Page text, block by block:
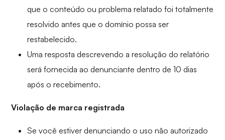
que o conteúdo ou problema relatado foi totalmente
resolvido antes que o domínio possa ser
restabelecido.
Uma resposta descrevendo a resolução do relatório
será fornecida ao denunciante dentro de 10 dias
após o recebimento.
Violação de marca registrada
Se você estiver denunciando o uso não autorizado